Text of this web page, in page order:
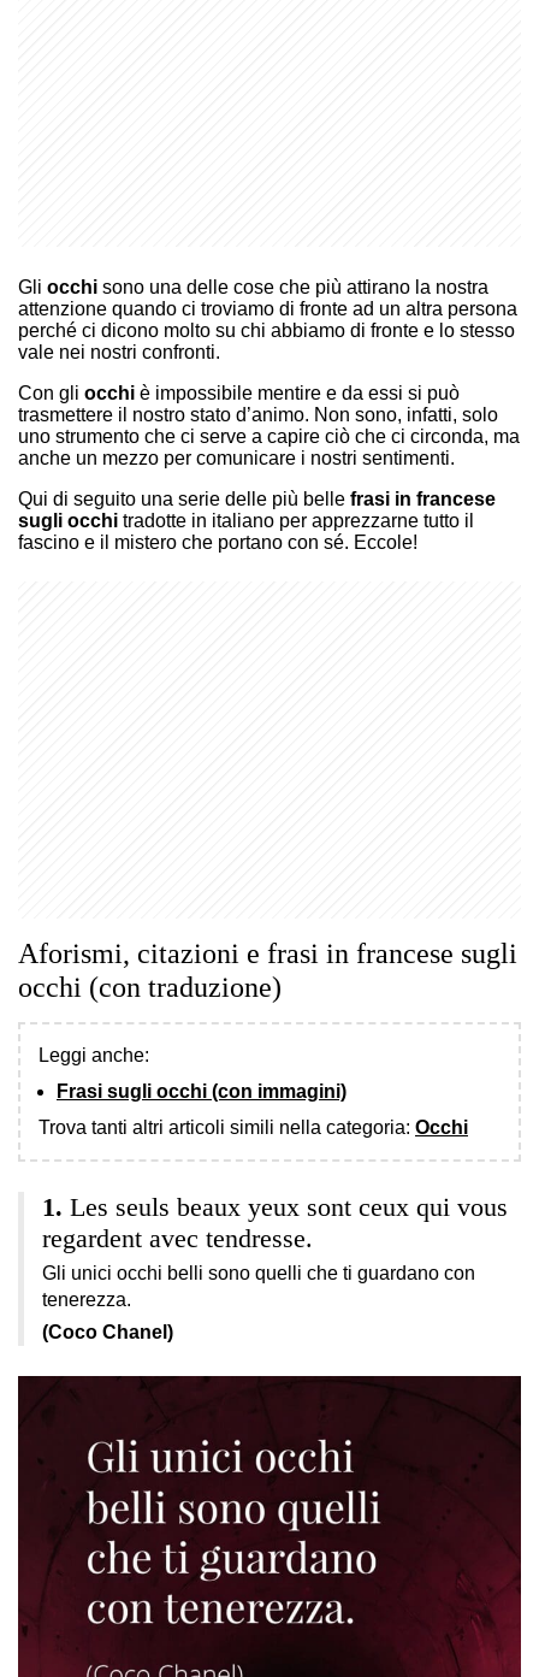
Gli occhi sono una delle cose che più attirano la nostra
attenzione quando ci troviamo di fronte ad un altra persona
perché ci dicono molto su chi abbiamo di fronte e lo stesso
vale nei nostri confronti.
Con gli occhi è impossibile mentire e da essi si può
trasmettere il nostro stato d’animo. Non sono, infatti, solo
uno strumento che ci serve a capire ciò che ci circonda, ma
anche un mezzo per comunicare i nostri sentimenti.
Qui di seguito una serie delle più belle frasi in francese
sugli occhi tradotte in italiano per apprezzarne tutto il
fascino e il mistero che portano con sé. Eccole!
Aforismi, citazioni e frasi in francese sugli
occhi (con traduzione)
Leggi anche:
Frasi sugli occhi (con immagini)
Trova tanti altri articoli simili nella categoria: Occhi
Les seuls beaux yeux sont ceux qui vous
regardent avec tendresse.
Gli unici occhi belli sono quelli che ti guardano con
tenerezza.
(Coco Chanel)